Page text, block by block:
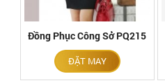
Đồng Phục Công Sở PQ215
ĐẶT MAY